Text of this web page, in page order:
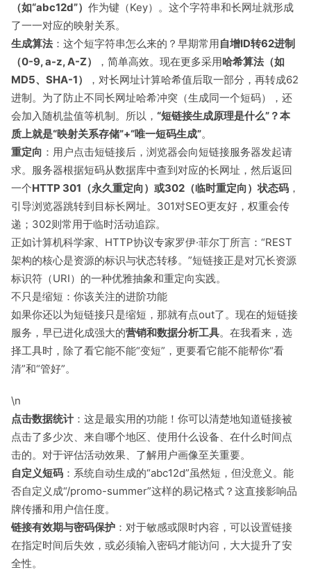
（如“abc12d”） 作为键（Key）。这个字符串和长网址就形成
了一一对应的映射关系。
生成算法：这个短字符串怎么来的？早期常用自增ID转62进制
（0-9, a-z, A-Z）
，简单高效。现在更多采用哈希算法（如
MD5、SHA-1）
，对长网址计算哈希值后取一部分，再转成62
进制。为了防止不同长网址哈希冲突（生成同一个短码），还
会加入随机盐值等机制。所以， “短链接生成原理是什么”？本
质上就是“映射关系存储”+“唯一短码生成”。
重定向 ：用户点击短链接后，浏览器会向短链接服务器发起请
求。服务器根据短码从数据库中查到对应的长网址，然后返回
一个HTTP 301（永久重定向）或302（临时重定向）状态码 ，
引导浏览器跳转到目标长网址。301对SEO更友好，权重会传
递；302则常用于临时活动追踪。
正如计算机科学家、HTTP协议专家罗伊·菲尔丁所言：“REST
架构的核心是资源的标识与状态转移。”短链接正是对冗长资源
标识符（URI）的一种优雅抽象和重定向实践。
不只是缩短：你该关注的进阶功能
如果你还以为短链接只是缩短，那就有点out了。现在的短链接
服务，早已进化成强大的营销和数据分析工具。在我看来，选
择工具时，除了看它能不能“变短”，更要看它能不能帮你“看
清”和“管好”。
\n
点击数据统计：这是最实用的功能！你可以清楚地知道链接被
点击了多少次、来自哪个地区、使用什么设备、在什么时间点
击的。对于评估活动效果、了解用户画像至关重要。
自定义短码 ：系统自动生成的“abc12d”虽然短，但没意义。能
否自定义成“/promo-summer”这样的易记格式？这直接影响品
牌传播和用户信任度。
链接有效期与密码保护 ：对于敏感或限时内容，可以设置链接
在指定时间后失效，或必须输入密码才能访问，大大提升了安
全性。